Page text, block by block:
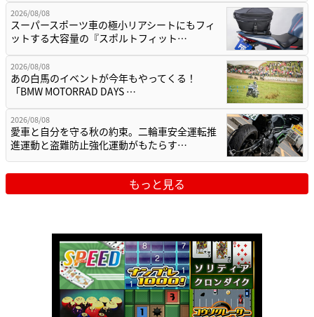
2026/08/08
スーパースポーツ車の極小リアシートにもフィ
ットする大容量の『スポルトフィット…
2026/08/08
あの白馬のイベントが今年もやってくる！
「BMW MOTORRAD DAYS …
2026/08/08
愛車と自分を守る秋の約束。二輪車安全運転推
進運動と盗難防止強化運動がもたらす…
もっと見る